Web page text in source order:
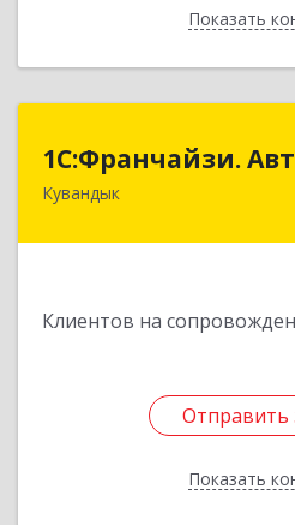
ПоказатьНазад
1С:Франчайзи.
Кувандык
Клиентов на
Отправить
Показать
1С:Франчайзи.
462220, Оренбургская
Отправить
Назад